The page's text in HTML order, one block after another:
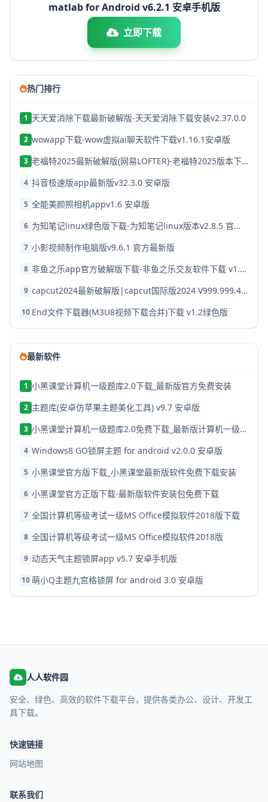
matlab for Android v6.2.1 安卓手机版
立即下载
热门排行
1 天天爱消除下载最新破解版-天天爱消除下载安装v2.37.0.0
2 wowapp下载-wow虚拟ai聊天软件下载v1.16.1安卓版
3 老福特2025最新破解版(网易LOFTER)-老福特2025版本下载v8.1.22
4 抖音极速版app最新版v32.3.0 安卓版
5 全能美颜照相机appv1.6 安卓版
6 为知笔记linux绿色版下载-为知笔记linux版本v2.8.5 官方破解版
7 小影视频制作电脑版v9.6.1 官方最新版
8 非鱼之乐app官方破解版下载-非鱼之乐交友软件下载 v1.3.9安卓版
9 capcut2024最新破解版|capcut国际版2024 V999.999.45 安卓版下载
10 End文件下载器(M3U8视频下载合并)下载 v1.2绿色版
最新软件
1 小黑课堂计算机一级题库2.0下载_最新版官方免费安装
2 主题库(安卓仿苹果主题美化工具) v9.7 安卓版
3 小黑课堂计算机一级题库2.0免费下载_最新版计算机一级考试题库
4 Windows8 GO锁屏主题 for android v2.0.0 安卓版
5 小黑课堂官方版下载_小黑课堂最新版软件免费下载安装
6 小黑课堂官方正版下载-最新版软件安装包免费下载
7 全国计算机等级考试一级MS Office模拟软件2018版下载
8 全国计算机等级考试一级MS Office模拟软件2018版
9 动态天气主题锁屏app v5.7 安卓手机版
10萌小Q主题九宫格锁屏 for android 3.0 安卓版
人人软件园
安全、绿色、高效的软件下载平台，提供各类办公、设计、开发工
具下载。
快速链接
网站地图
联系我们